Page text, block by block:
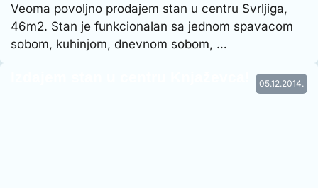
Veoma povoljno prodajem stan u centru Svrljiga,
46m2. Stan je funkcionalan sa jednom spavacom
sobom, kuhinjom, dnevnom sobom, …
05.12.2014.